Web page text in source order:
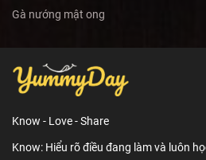
Gà nướng mật ong
Know - Love - Share
Know: Hiểu rõ điều đang làm và luôn